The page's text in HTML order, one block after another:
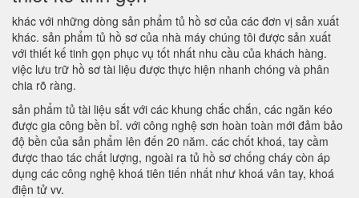
khác với những dòng sản phẩm tủ hồ sơ của các đơn vị sản xuất
khác. sản phẩm tủ hồ sơ của nhà máy chúng tôi được sản xuất
với thiết kế tinh gọn phục vụ tốt nhất nhu cầu của khách hàng.
việc lưu trữ hồ sơ tài liệu được thực hiện nhanh chóng và phân
chia rõ ràng.
sản phẩm tủ tài liệu sắt với các khung chắc chắn, các ngăn kéo
được gia công bền bỉ. với công nghệ sơn hoàn toàn mới đảm bảo
độ bền của sản phẩm lên đến 20 năm. các chốt khoá, tay cầm
được thao tác chất lượng, ngoài ra tủ hồ sơ chống cháy còn áp
dụng các công nghệ khoá tiên tiến nhất như khoá vân tay, khoá
điện tử vv.